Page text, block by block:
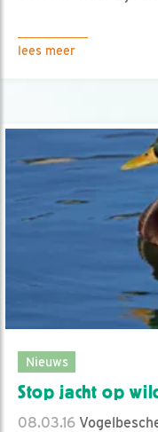
lees meer
Nieuws
Stop jacht op
08.03.16